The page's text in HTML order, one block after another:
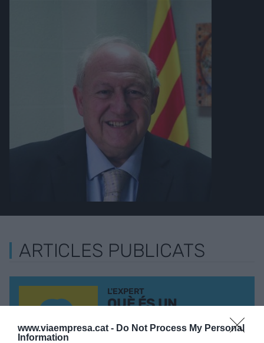
www.viaempresa.cat - Do Not Process My Personal
Information
ARTICLES PUBLICATS
L'EXPERT
QUÈ ÉS UN
DEPENDENT?